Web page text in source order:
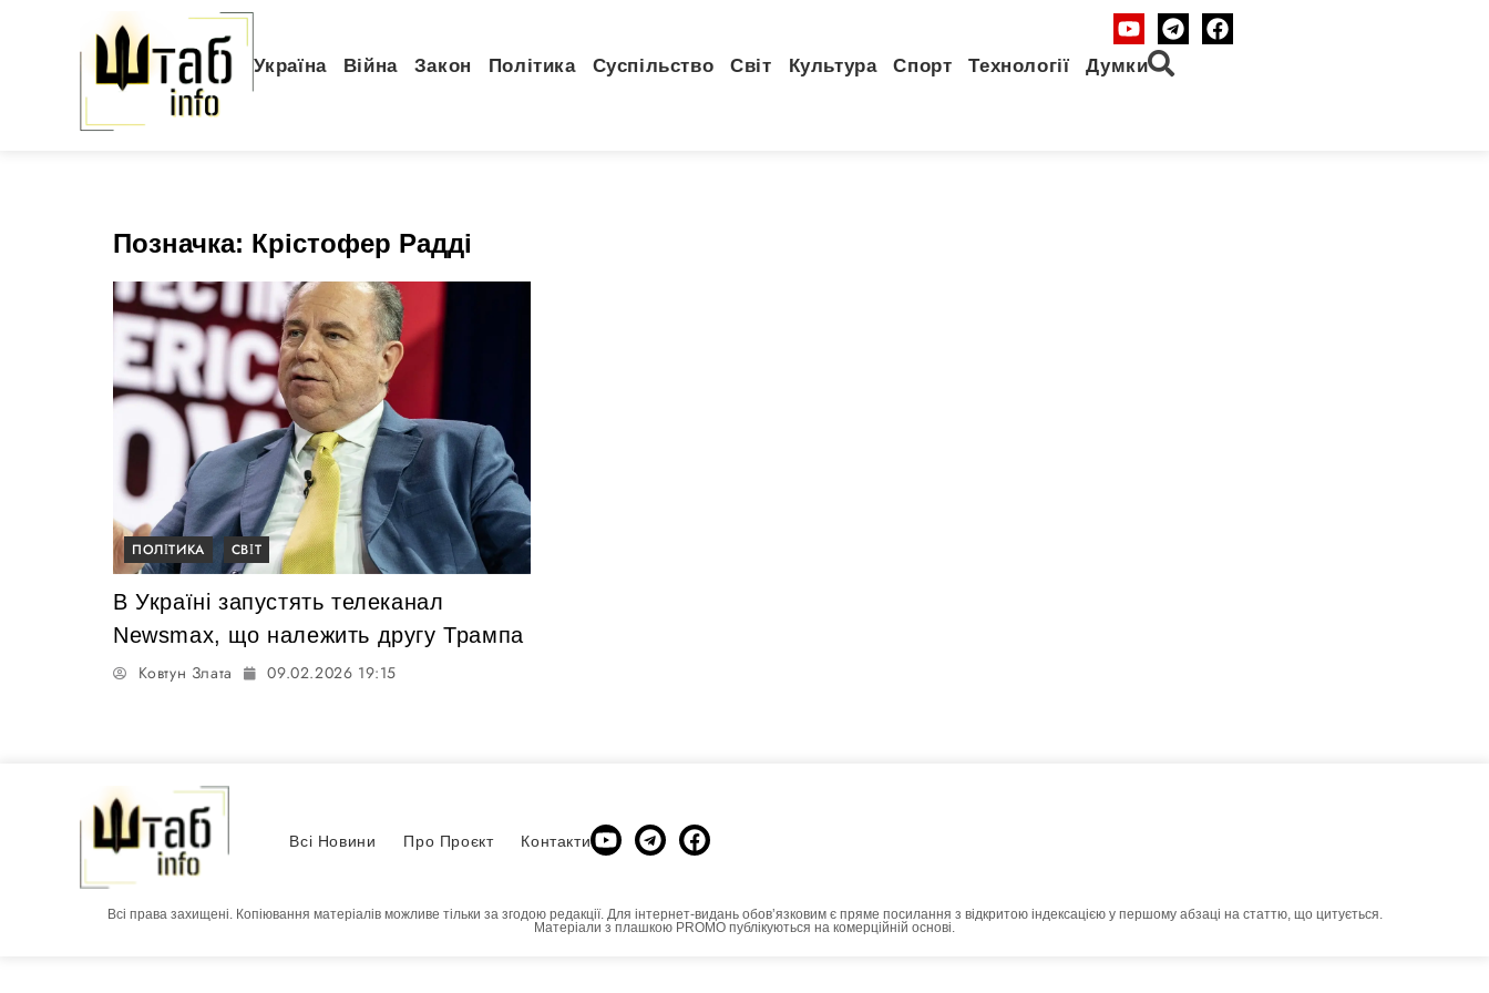
Україна Війна Закон Політика Суспільство Світ Культура Спорт Технології Думки
Позначка: Крістофер Радді
ПОЛІТИКА СВІТ
В Україні запустять телеканал
Newsmax, що належить другу Трампа
Ковтун Злата 09.02.2026 19:15
Всі Новини Про Проєкт Контакти
Всі права захищені. Копіювання матеріалів можливе тільки за згодою редакції. Для інтернет-видань обовʼязковим є пряме посилання з відкритою індексацією у першому абзаці на статтю, що цитується.
Матеріали з плашкою PROMO публікуються на комерційній основі.